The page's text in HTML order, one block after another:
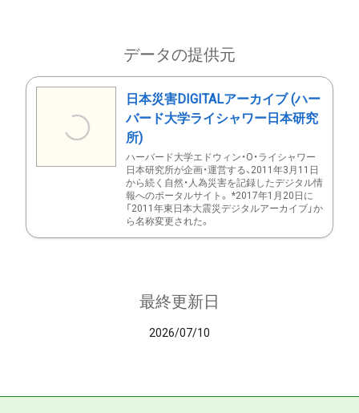
データの提供元
日本災害DIGITALアーカイブ (ハー
バード大学ライシャワー日本研究
所)
ハーバード大学エドウィン・O・ライシャワー
日本研究所が企画・運営する、2011年3月11日
から続く自然・人為災害を記録したデジタル情
報へのポータルサイト。 *2017年1月20日に
「2011年東日本大震災デジタルアーカイブ」か
ら名称変更された。
最終更新日
2026/07/10